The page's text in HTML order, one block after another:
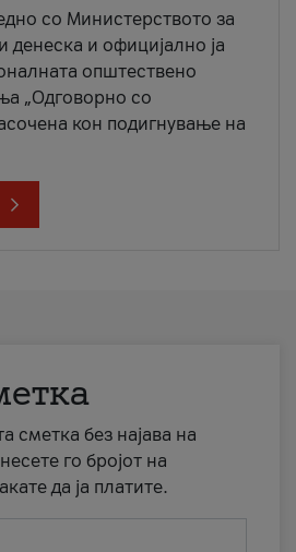
со Министерството за
денеска и официјално ја
општествено
„Одговорно со
кон подигнување на
сметка без најава на
го бројот на
да ја платите.